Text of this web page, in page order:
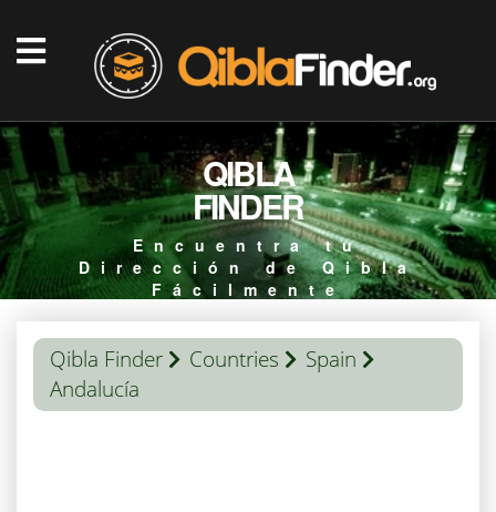
QIBLA
FINDER
Encuentra tu
Dirección de Qibla
Fácilmente
Qibla Finder Countries
Spain
Andalucía